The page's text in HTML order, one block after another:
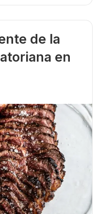
de la
en